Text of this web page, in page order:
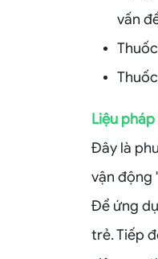
vấn
Liệu
Đây là
vận động
Để ứng
trẻ. Tiếp